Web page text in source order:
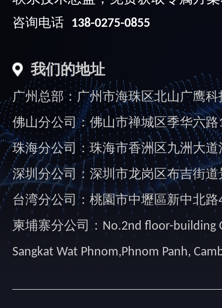
咨询电话 138-0275-0855
我们的地址
广州总部：广州市海珠区北山广鹰科
佛山分公司：佛山市禅城区季华六路
珠海分公司：珠海市香洲区九洲大道
深圳分公司：深圳市龙岗区布吉街
台湾分公司：桃園市中壢區新中北路
柬埔寨分公司：No.2nd floor-building
Sangkat Wat Phnom,Phnom Panh,